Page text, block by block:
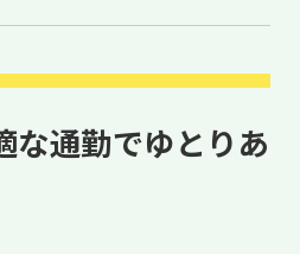
な通勤でゆとりあ